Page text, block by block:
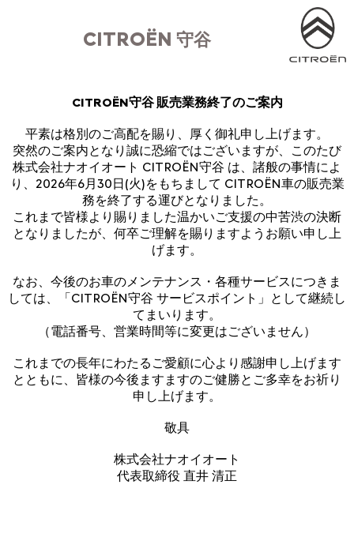
CITROËN 守谷
CITROËN守谷 販売業務終了のご案内
平素は格別のご高配を賜り、厚く御礼申し上げます。
突然のご案内となり誠に恐縮ではございますが、このたび
株式会社ナオイオート CITROËN守谷 は、諸般の事情によ
り、2026年6月30日(火)をもちまして CITROËN車の販売業
務を終了する運びとなりました。
これまで皆様より賜りました温かいご支援の中苦渋の決断
となりましたが、何卒ご理解を賜りますようお願い申し上
げます。
なお、今後のお車のメンテナンス・各種サービスにつきま
しては、「CITROËN守谷 サービスポイント」として継続し
てまいります。
（電話番号、営業時間等に変更はございません）
これまでの長年にわたるご愛顧に心より感謝申し上げます
とともに、皆様の今後ますますのご健勝とご多幸をお祈り
申し上げます。
敬具
株式会社ナオイオート
代表取締役 直井 清正